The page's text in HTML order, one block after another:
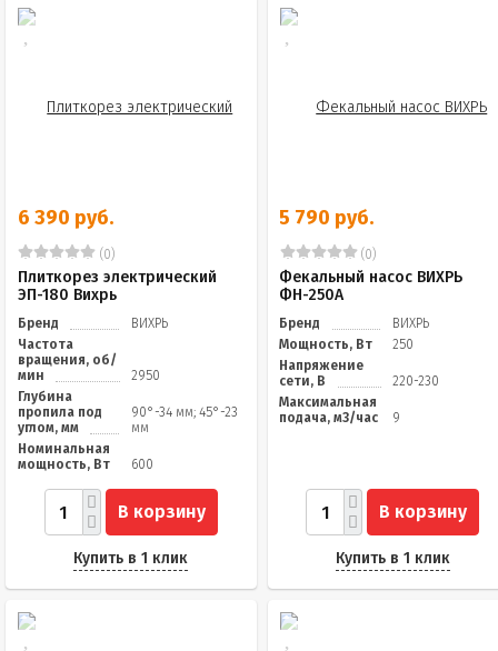
6 390 руб.
(0)
Плиткорез электрический
ЭП-180 Вихрь
Бренд
ВИХРЬ
Частота
вращения, об/
мин
2950
Глубина
пропила под
углом, мм
90°-34 мм; 45°-23
мм
Номинальная
мощность, Вт
600
В корзину
Купить в 1 клик
5 790 руб.
(0)
Фекальный насос ВИХРЬ
ФН-250А
Бренд
ВИХРЬ
Мощность, Вт
250
Напряжение
сети, В
220-230
Максимальная
подача, м3/час
9
В корзину
Купить в 1 клик